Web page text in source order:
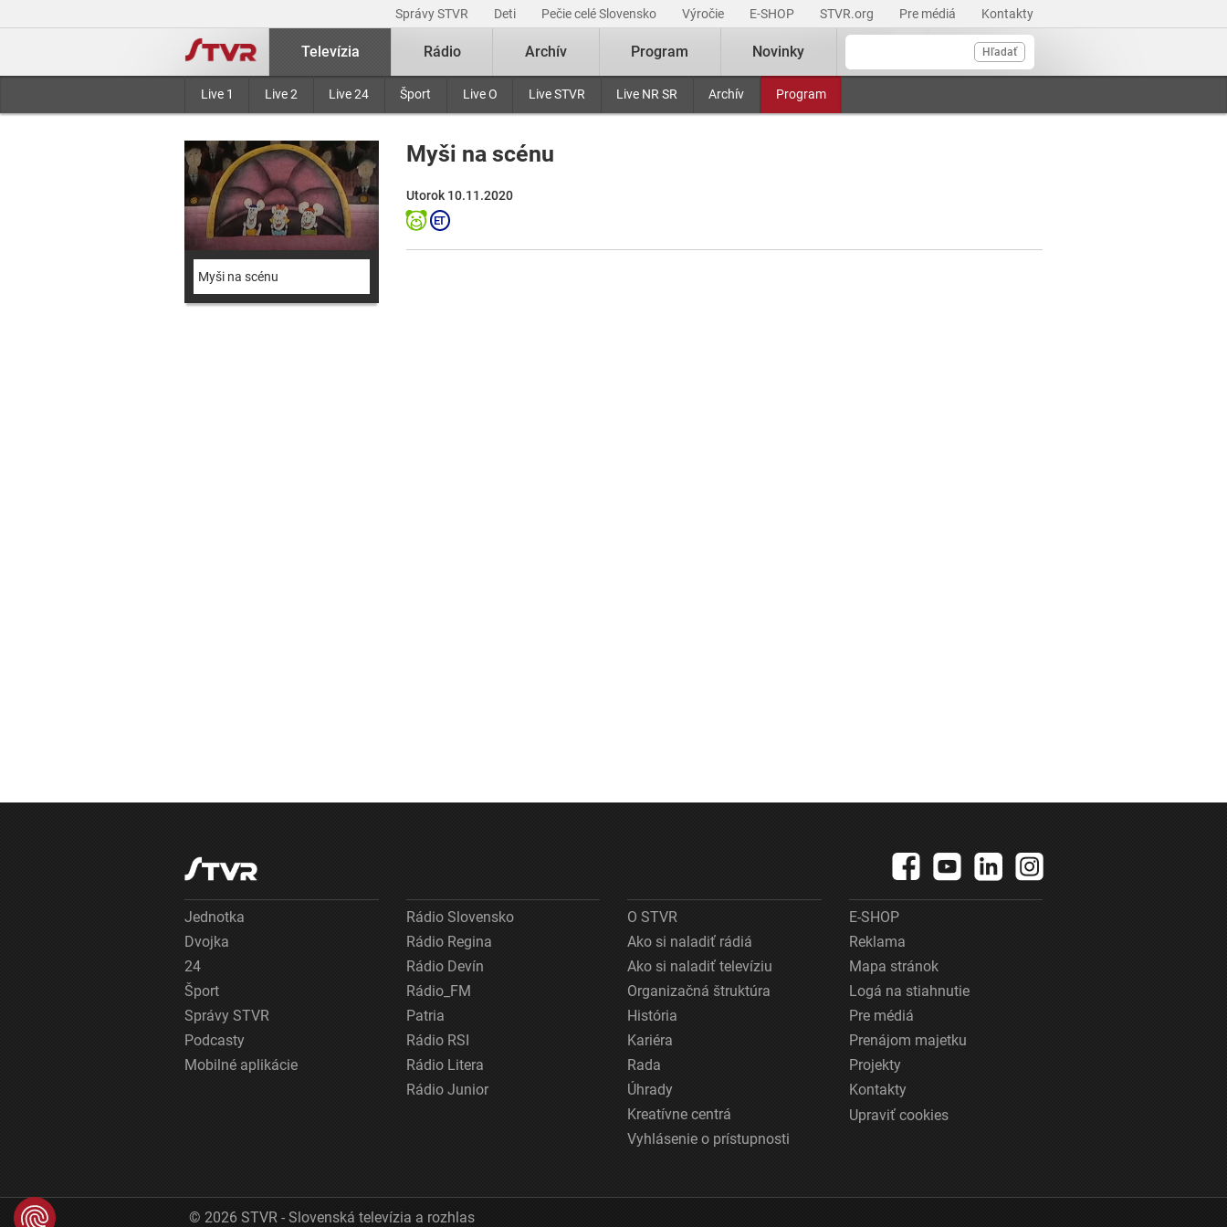
Správy STVR Deti Pečie celé Slovensko Výročie E-SHOP STVR.org Pre médiá Kontakty
Hľadať
Televízia
Live 1 Live 2 Live 24 Šport Live O Live STVR Live NR SR Archív Program
Rádio Archív Program Novinky
Myši na scénu
Myši na scénu
Utorok 10.11.2020
Jednotka
Dvojka
24
Šport
Správy STVR
Podcasty
Mobilné aplikácie
Rádio Slovensko
Rádio Regina
Rádio Devín
Rádio_FM
Patria
Rádio RSI
Rádio Litera
Rádio Junior
O STVR
Ako si naladiť rádiá
Ako si naladiť televíziu
Organizačná štruktúra
História
Kariéra
Rada
Úhrady
Kreatívne centrá
Vyhlásenie o prístupnosti
E-SHOP
Reklama
Mapa stránok
Logá na stiahnutie
Pre médiá
Prenájom majetku
Projekty
Kontakty
Upraviť cookies
© 2026 STVR - Slovenská televízia a rozhlas